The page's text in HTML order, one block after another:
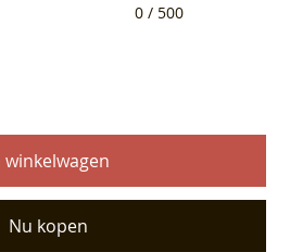
0 / 500
winkelwagen
Nu kopen